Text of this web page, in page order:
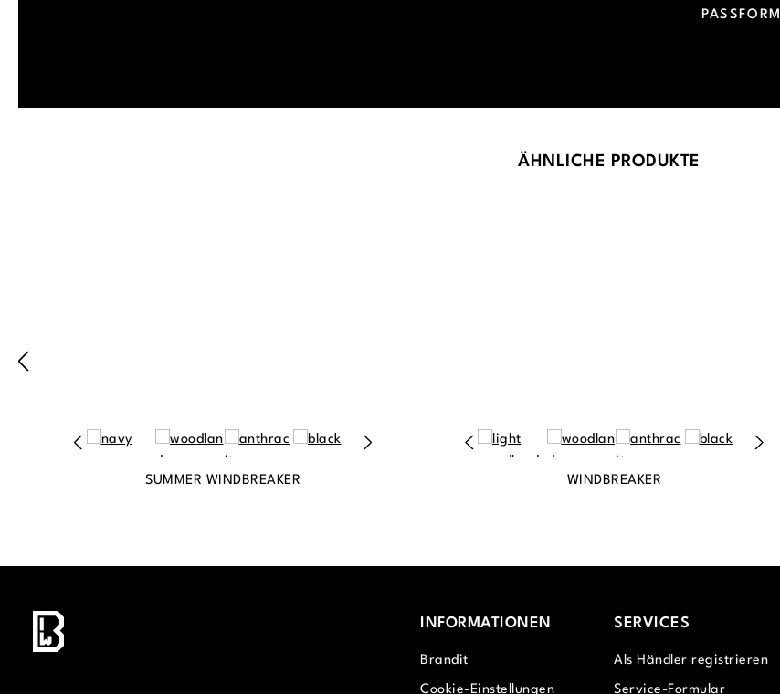
PASSFORM
ÄHNLICHE PRODUKTE
SUMMER WINDBREAKER WINDBREAKER
INFORMATIONEN
Brandit
Cookie-Einstellungen
SERVICES
Als Händler registrieren
Service-Formular